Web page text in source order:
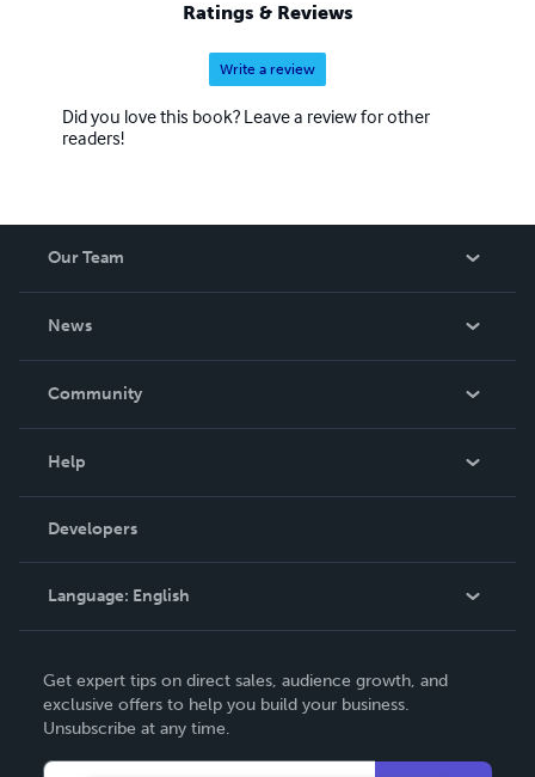
Ratings & Reviews
Write a review
Did you love this book? Leave a review for other
readers!
Our Team
News
In The News
Community
Podcast
Help
Order Lookup
Knowledge Base
Contact Support
Developers
Language: English
Deutsch
Français
Get expert tips on direct sales, audience growth, and
exclusive offers to help you build your business.
Unsubscribe at any time.